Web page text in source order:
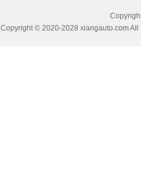
Copyright © 2020-2028 xiangauto.com